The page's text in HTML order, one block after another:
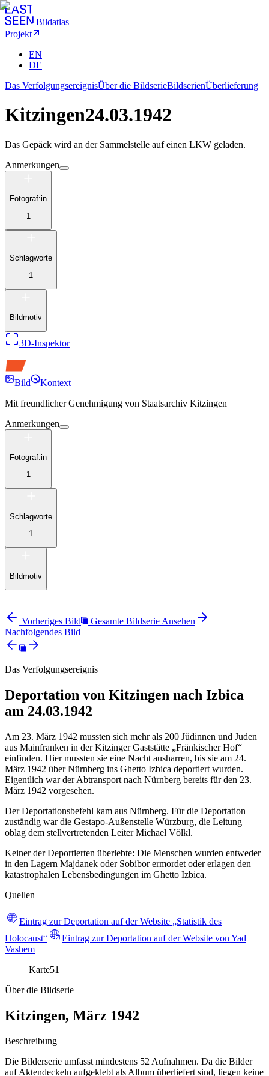
Bildatlas
Projekt
EN|
DE
Das VerfolgungsereignisÜber die BildserieBildserienÜberlieferung
Kitzingen24.03.1942
Das Gepäck wird an der Sammelstelle auf einen LKW geladen.
Anmerkungen
Fotograf:in
1
Schlagworte
1
Bildmotiv
3D-Inspektor
Bild
Kontext
Mit freundlicher Genehmigung von Staatsarchiv Kitzingen
Anmerkungen
Fotograf:in
1
Schlagworte
1
Bildmotiv
Vorheriges Bild
Gesamte Bildserie Ansehen
Nachfolgendes Bild
Das Verfolgungsereignis
Deportation von Kitzingen nach Izbica
am 24.03.1942
Am 23. März 1942 mussten sich mehr als 200 Jüdinnen und Juden
aus Mainfranken in der Kitzinger Gaststätte „Fränkischer Hof“
einfinden. Hier mussten sie eine Nacht ausharren, bis sie am 24.
März 1942 über Nürnberg ins Ghetto Izbica deportiert wurden.
Eigentlich war der Abtransport nach Nürnberg bereits für den 23.
März 1942 vorgesehen.
Der Deportationsbefehl kam aus Nürnberg. Für die Deportation
zuständig war die Gestapo-Außenstelle Würzburg, die Leitung
oblag dem stellvertretenden Leiter Michael Völkl.
Keiner der Deportierten überlebte: Die Menschen wurden entweder
in den Lagern Majdanek oder Sobibor ermordet oder erlagen den
katastrophalen Lebensbedingungen im Ghetto Izbica.
Quellen
Eintrag zur Deportation auf der Website „Statistik des
Holocaust“
Eintrag zur Deportation auf der Website von Yad
Vashem
Karte51
Über die Bildserie
Kitzingen, März 1942
Beschreibung
Die Bilderserie umfasst mindestens 52 Aufnahmen. Da die Bilder
auf Aktendeckeln aufgeklebt als Album überliefert sind, liegen keine